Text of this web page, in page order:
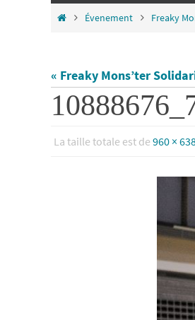
le
contenu
HomeÉvenement Freaky
« Freaky Mons’ter
La taille totale est de 960 ×